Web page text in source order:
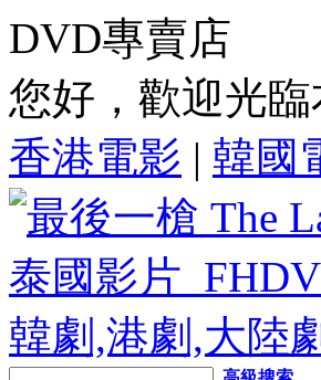
DVD專賣店
您好，歡迎光臨
香港電影 | 韓國